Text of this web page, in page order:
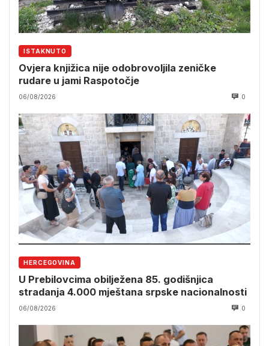
ISTAKNUTO
Ovjera knjižica nije odobrovoljila zeničke
rudare u jami Raspotočje
06/08/2026 0
HERCEGOVINA
U Prebilovcima obilježena 85. godišnjica
stradanja 4.000 mještana srpske nacionalnosti
06/08/2026 0